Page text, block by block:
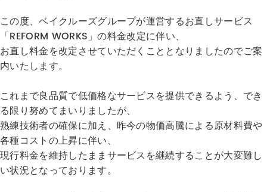
この度、ベイクルーズグループが運営するお直しサービス
「REFORM WORKS」の料金改定に伴い、
お直し料金を改定させていただくこととなりましたのでご案
内いたします。
これまで良品質で低価格なサービスを提供できるよう、でき
る限り努めてまいりましたが、
熟練技術者の確保に加え、昨今の物価高騰による原材料費や
各種コストの上昇に伴い、
現行料金を維持したままサービスを継続することが大変難し
い状況となっております。